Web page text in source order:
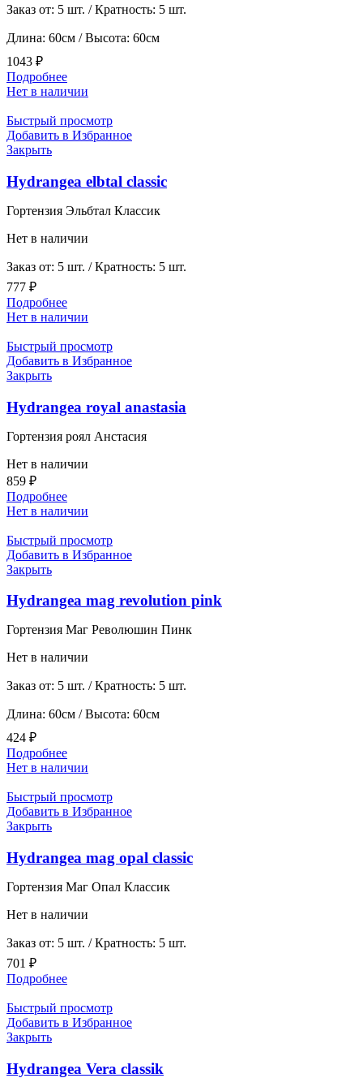
Заказ от: 5 шт. / Кратность: 5 шт.
Длина: 60см / Высота: 60см
1043 ₽
Подробнее
Нет в наличии
Быстрый просмотр
Добавить в Избранное
Закрыть
Hydrangea elbtal classic
Гортензия Эльбтал Классик
Нет в наличии
Заказ от: 5 шт. / Кратность: 5 шт.
777 ₽
Подробнее
Нет в наличии
Быстрый просмотр
Добавить в Избранное
Закрыть
Hydrangea royal anastasia
Гортензия роял Анстасия
Нет в наличии
859 ₽
Подробнее
Нет в наличии
Быстрый просмотр
Добавить в Избранное
Закрыть
Hydrangea mag revolution pink
Гортензия Маг Революшин Пинк
Нет в наличии
Заказ от: 5 шт. / Кратность: 5 шт.
Длина: 60см / Высота: 60см
424 ₽
Подробнее
Нет в наличии
Быстрый просмотр
Добавить в Избранное
Закрыть
Hydrangea mag opal classic
Гортензия Маг Опал Классик
Нет в наличии
Заказ от: 5 шт. / Кратность: 5 шт.
701 ₽
Подробнее
Быстрый просмотр
Добавить в Избранное
Закрыть
Hydrangea Vera сlassik